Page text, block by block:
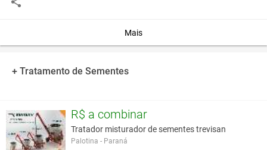
quebra de grãos.
helicoide, proporcionando maior uniformidade na cobertura da
semente (não entope mesmo com caldas densas).
perfeita lubrificação da plantadeira.
Graneleiras compativeis para instalação: somente marca Jan
(17.000 - 20.000 - 25.000)
Mais
+ Tratamento de Sementes
R$ a combinar
Tratador misturador de sementes trevisan
Palotina - Paraná